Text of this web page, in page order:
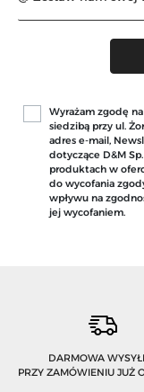
Wyrażam zgodę
siedzibą przy ul.
adres e-mail,
dotyczące D&M
produktach w
do wycofania
wpływu na
jej wycofaniem.
DARMOWA
PRZY ZAMÓWIENIU JUŻ